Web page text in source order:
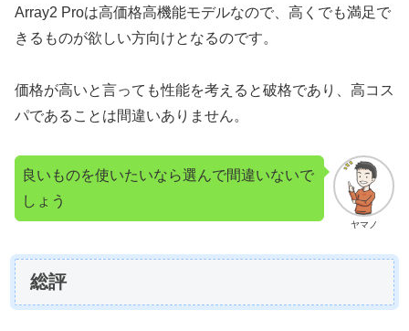
Array2 Proは高価格高機能モデルなので、高くでも満足で
きるものが欲しい方向けとなるのです。
価格が高いと言っても性能を考えると破格であり、高コス
パであることは間違いありません。
ヤマノ
良いものを使いたいなら選んで間違いないで
しょう
総評